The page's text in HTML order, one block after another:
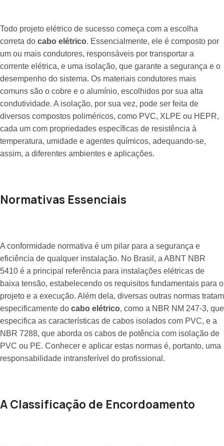
Todo projeto elétrico de sucesso começa com a escolha
correta do cabo elétrico. Essencialmente, ele é composto por
um ou mais condutores, responsáveis por transportar a
corrente elétrica, e uma isolação, que garante a segurança e o
desempenho do sistema. Os materiais condutores mais
comuns são o cobre e o alumínio, escolhidos por sua alta
condutividade. A isolação, por sua vez, pode ser feita de
diversos compostos poliméricos, como PVC, XLPE ou HEPR,
cada um com propriedades específicas de resistência à
temperatura, umidade e agentes químicos, adequando-se,
assim, a diferentes ambientes e aplicações.
Normativas Essenciais
A conformidade normativa é um pilar para a segurança e
eficiência de qualquer instalação. No Brasil, a ABNT NBR
5410 é a principal referência para instalações elétricas de
baixa tensão, estabelecendo os requisitos fundamentais para o
projeto e a execução. Além dela, diversas outras normas tratam
especificamente do cabo elétrico, como a NBR NM 247-3, que
especifica as características de cabos isolados com PVC, e a
NBR 7288, que aborda os cabos de potência com isolação de
PVC ou PE. Conhecer e aplicar estas normas é, portanto, uma
responsabilidade intransferível do profissional.
A Classificação de Encordoamento